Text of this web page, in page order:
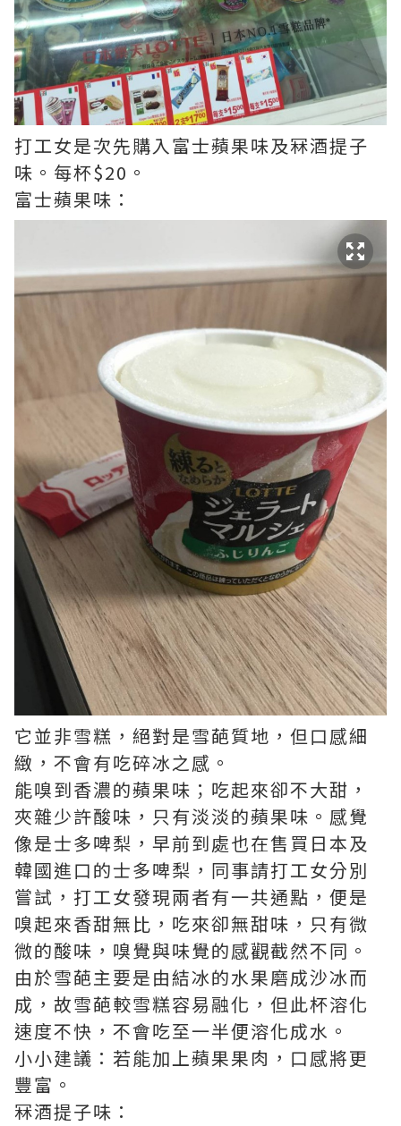
打工女是次先購入富士蘋果味及冧酒提子
味。每杯$20。
富士蘋果味：
它並非雪糕，絕對是雪葩質地，但口感細
緻，不會有吃碎冰之感。
能嗅到香濃的蘋果味；吃起來卻不大甜，
夾雜少許酸味，只有淡淡的蘋果味。感覺
像是士多啤梨，早前到處也在售買日本及
韓國進口的士多啤梨，同事請打工女分別
嘗試，打工女發現兩者有一共通點，便是
嗅起來香甜無比，吃來卻無甜味，只有微
微的酸味，嗅覺與味覺的感觀截然不同。
由於雪葩主要是由結冰的水果磨成沙冰而
成，故雪葩較雪糕容易融化，但此杯溶化
速度不快，不會吃至一半便溶化成水。
小小建議：若能加上蘋果果肉，口感將更
豐富。
冧酒提子味：